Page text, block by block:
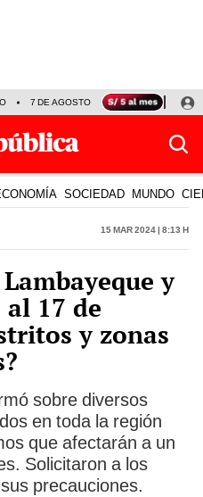
7 DE AGOSTO TINKA RESULTADOS
SOCIEDAD MUNDO
15 Mar 2024 | 8:13 h
y
17 de
y zonas
sobre diversos
en toda la región
que afectarán a un
Solicitaron a los
precauciones.